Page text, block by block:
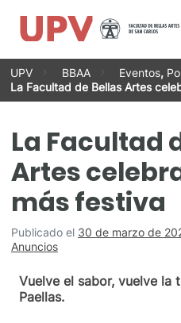
Saltar
contenido
UPV BBAA Eventos,
La Facultad de Bellas Artes
La Facultad
Artes
más festiva
Publicado el 30 de marzo de
Anuncios
Vuelve el sabor, vuelve la
Paellas.